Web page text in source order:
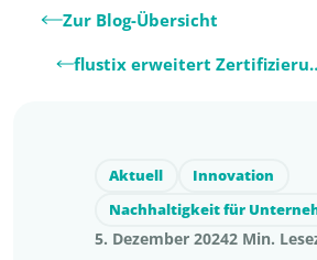
Zur Blog-Übersicht
flustix
Aktuell
Innovation
Nachhaltigkeit für
5. Dezember 20242 Min.